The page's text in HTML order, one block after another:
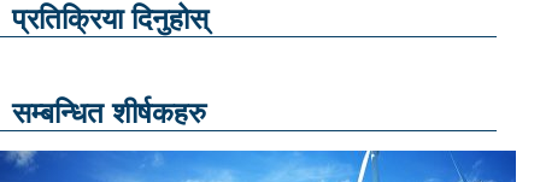
प्रतिक्रिया दिनुहोस्
सम्बन्धित शीर्षकहरु